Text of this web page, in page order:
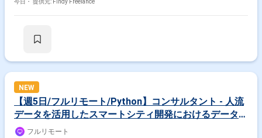
稼働が前提となります。 ※すでにFindy Freelanceで担当がついている方
ステムのモダン化、リファクタリング、および障害対応 - AI駆動開発ツー
今日・ 提供元: Findy Freelance
NEW
【週5日/フルリモート/Python】コンサルタント - 人流
データを活用したスマートシティ開発におけるデータ分
析・ITコンサルティング
フルリモート